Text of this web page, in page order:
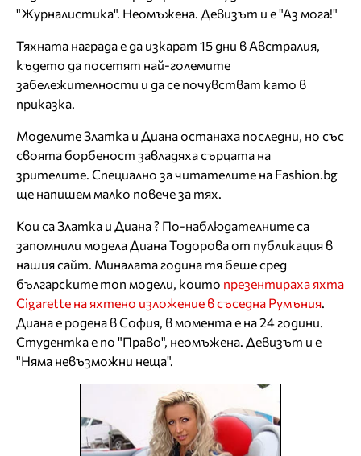
"Журналистика". Неомъжена. Девизът и е "Аз мога!"
Тяхната награда е да изкарат 15 дни в Австралия,
където да посетят най-големите
забележителности и да се почувстват като в
приказка.
Моделите Златка и Диaна останаха последни, но със
своята борбеност завладяха сърцата на
зрителите. Специално за читателите на Fashion.bg
ще напишем малко повече за тях.
Кои са Златка и Диaна ? По-наблюдателните са
запомнили модела Диaна Тодорова от публикация в
нашия сайт. Миналата година тя беше сред
българските топ модели, които презентираха яхта
Cigarette на яхтено изложение в съседна Румъния
Диaна е родена в София, в момента е на 24 години.
Студентка е по "Право", неомъжена. Девизът и е
"Няма невъзможни неща".